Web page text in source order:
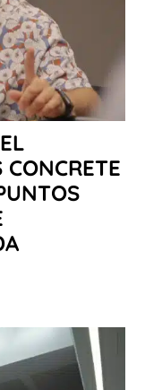
CONCRETE